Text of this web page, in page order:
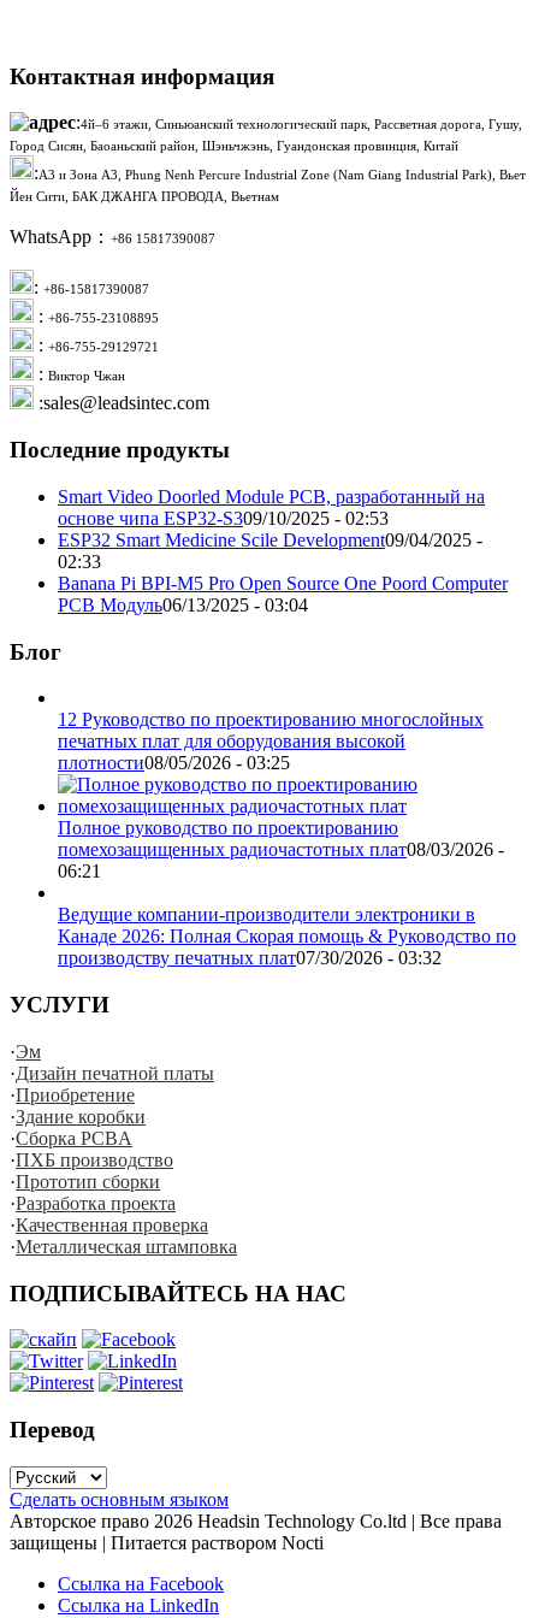
Контактная информация
:4й–6 этажи, Синьюанский технологический парк, Рассветная дорога, Гушу,
Город Сисян, Баоаньский район, Шэньчжэнь, Гуандонская провинция, Китай
:A3 и Зона A3, Phung Nenh Percure Industrial Zone (Nam Giang Industrial Park), Вьет
Йен Сити, БАК ДЖАНГА ПРОВОДА, Вьетнам
WhatsApp： +86 15817390087
: +86-15817390087
: +86-755-23108895
: +86-755-29129721
: Виктор Чжан
:sales@leadsintec.com
Последние продукты
Smart Video Doorled Module PCB, разработанный на
основе чипа ESP32-S309/10/2025 - 02:53
ESP32 Smart Medicine Scile Development09/04/2025 -
02:33
Banana Pi BPI-M5 Pro Open Source One Poord Computer
PCB Модуль06/13/2025 - 03:04
Блог
12 Руководство по проектированию многослойных
печатных плат для оборудования высокой
плотности08/05/2026 - 03:25
Полное руководство по проектированию
помехозащищенных радиочастотных плат08/03/2026 -
06:21
Ведущие компании-производители электроники в
Канаде 2026: Полная Скорая помощь & Руководство по
производству печатных плат07/30/2026 - 03:32
УСЛУГИ
·Эм
·Дизайн печатной платы
·Приобретение
·Здание коробки
·Сборка PCBA
·ПХБ производство
·Прототип сборки
·Разработка проекта
·Качественная проверка
·Металлическая штамповка
ПОДПИСЫВАЙТЕСЬ НА НАС
Перевод
Сделать основным языком
Авторское право 2026 Headsin Technology Co.ltd | Все права
защищены | Питается раствором Nocti
Ссылка на Facebook
Ссылка на LinkedIn